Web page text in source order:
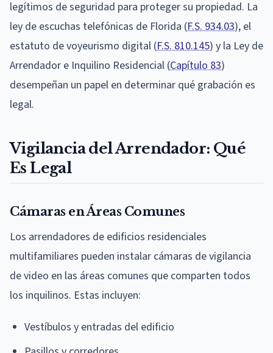
legítimos de seguridad para proteger su propiedad. La
ley de escuchas telefónicas de Florida (F.S. 934.03), el
estatuto de voyeurismo digital (F.S. 810.145) y la Ley de
Arrendador e Inquilino Residencial (Capítulo 83)
desempeñan un papel en determinar qué grabación es
legal.
Vigilancia del Arrendador: Qué
Es Legal
Cámaras en Áreas Comunes
Los arrendadores de edificios residenciales
multifamiliares pueden instalar cámaras de vigilancia
de video en las áreas comunes que comparten todos
los inquilinos. Estas incluyen:
Vestíbulos y entradas del edificio